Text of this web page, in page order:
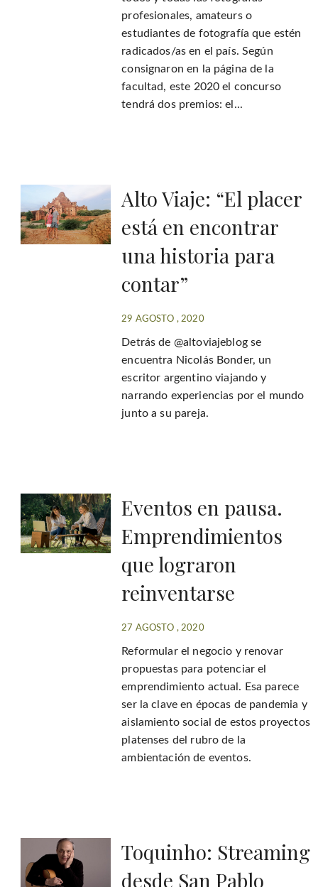
profesionales, amateurs o
estudiantes de fotografía que estén
radicados/as en el país. Según
consignaron en la página de la
facultad, este 2020 el concurso
tendrá dos premios: el...
Alto Viaje: “El placer
está en encontrar
una historia para
contar”
29 AGOSTO , 2020
Detrás de @altoviajeblog se
encuentra Nicolás Bonder, un
escritor argentino viajando y
narrando experiencias por el mundo
junto a su pareja.
Eventos en pausa.
Emprendimientos
que lograron
reinventarse
27 AGOSTO , 2020
Reformular el negocio y renovar
propuestas para potenciar el
emprendimiento actual. Esa parece
ser la clave en épocas de pandemia y
aislamiento social de estos proyectos
platenses del rubro de la
ambientación de eventos.
Toquinho: Streaming
desde San Pablo